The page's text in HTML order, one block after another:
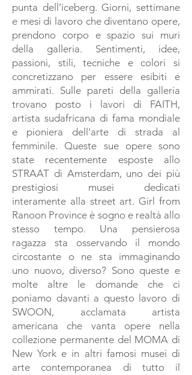
punta dell’iceberg. Giorni, settimane
e mesi di lavoro che diventano opere,
prendono corpo e spazio sui muri
della galleria. Sentimenti, idee,
passioni, stili, tecniche e colori si
concretizzano per essere esibiti e
ammirati. Sulle pareti della galleria
trovano posto i lavori di FAITH,
artista sudafricana di fama mondiale
e pioniera dell'arte di strada al
femminile. Queste sue opere sono
state recentemente esposte allo
STRAAT di Amsterdam, uno dei più
prestigiosi musei dedicati
interamente alla street art. Girl from
Ranoon Province è sogno e realtà allo
stesso tempo. Una pensierosa
ragazza sta osservando il mondo
circostante o ne sta immaginando
uno nuovo, diverso? Sono queste e
molte altre le domande che ci
poniamo davanti a questo lavoro di
SWOON, acclamata artista
americana che vanta opere nella
collezione permanente del MOMA di
New York e in altri famosi musei di
arte contemporanea di tutto il